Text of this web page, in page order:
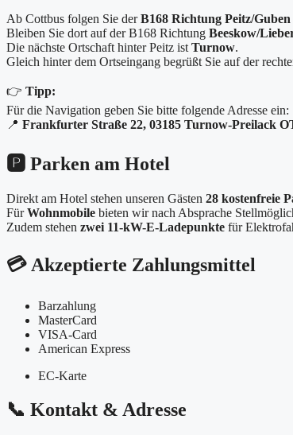
Ab Cottbus folgen Sie derB168 Richtung Peitz/Guben
Bleiben Sie dort auf der B168 Richtung Beeskow/
Die nächste Ortschaft hinter Peitz istTurnow.
Gleich hinter dem Ortseingang begrüßt Sie auf der
👉 Tipp:
Für die Navigation geben Sie bitte folgende Adresse ein:
📍 Frankfurter Straße 22, 03185 Turnow-Preilack
🅿️ Parken am Hotel
Direkt am Hotel stehen unseren Gästen 28 kostenfreie
FürWohnmobile bieten wir nach Absprache
Zudem stehen zwei 11-kW-E-Ladepunkte für
💳 Akzeptierte Zahlungsmittel
Barzahlung
MasterCard
VISA-Card
American Express
EC-Karte
📞 Kontakt & Adresse